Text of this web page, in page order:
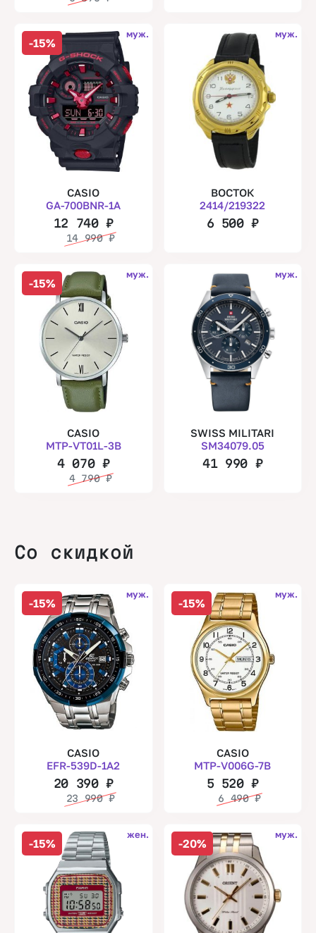
-15%
муж.
CASIO
GA-700BNR-1A
12 740₽
14 990₽
муж.
ВОСТОК
2414/219322
6 500₽
-15%
муж.
CASIO
MTP-VT01L-3B
4 070 ₽
4 790₽
муж.
SWISS MILITARI
SM34079.05
41 990 ₽
Со скидкой
-15%
муж.
CASIO
EFR-539D-1A2
20 390₽
23 990₽
-15%
муж.
CASIO
MTP-V006G-7B
5 520₽
6 490₽
-15%
жен.
-20%
муж.